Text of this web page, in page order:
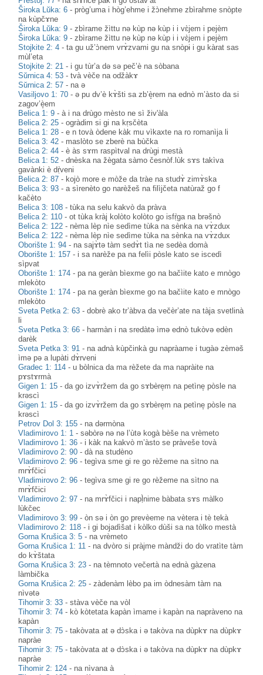
Široka Lŭka: 6 -pròg’uma i hòg’ehme i žɔ̀nehme zbìrahme snòpte
na kùpčɤne
Široka Lŭka: 9 -zbìrame žìttu nə kùp nə kùp i i vɛ̀jem i pejèm
Široka Lŭka: 9 -zbìrame žìttu nə kùp nə kùp i i vɛ̀jem i pejèm
Stojkite 2: 4 -ta gu už’ɔ̀nem vrɤ̀zvami gu na snòpɨ i gu kàrat sas
mùl’eta
Stojkite 2: 21 - i gu tùr’a də sə peč’è na sòbana
Sŭrnica 4: 53 -tvà vèče na odžàkɤ
Sŭrnica 2: 57 - na ə
Vasiljovo 1: 70 -ə pu dv’è kɤ̀šti sa zb’è̝rem na ednò m’àsto da si
zagov’è̝em
Belica 1: 9 -à i na drùgo mèsto ne sì živ'àla
Belica 2: 25 -ogràdim si gi na kṛsčèta
Belica 1: 28 -e n tovà òdene kàk mu vìkaxte na ro romanìja li
Belica 3: 42 - maslòto se zberè na bùčka
Belica 2: 44 -è às sɤm raspìtval na drùgi mestà
Belica 1: 52 -dnèska na žègata sàmo česnòf.lùk sɤs takìva
gavànki è dṛ̀veni
Belica 2: 87 - kojò more e mòže da tràe na studɤ̀ zimɤ̀ska
Belica 3: 93 -a sìrenèto go narèžeš na filìjčeta natùraž go f
kačèto
Belica 3: 108 -tùka na selu kakvò da pràva
Belica 2: 110 -ot tùka kràj kolòto kolòto go isfṛ̀ga na brəšnò
Belica 2: 122 - nèma lèp nìe sedìme tùka na sènka na vɤ̀zdux
Belica 2: 122 - nèma lèp nìe sedìme tùka na sènka na vɤ̀zdux
Oborište 1: 94 - na sajɤ̀tə tàm sedɤ̀t tìa ne sedèa domà
Oborište 1: 157 - i sa narèže pa na felìi pòsle kato se iscedì
sìpvat
Oborište 1: 174 -pa na geràn bìexme go na bačìite kato e mnògo
mlekòto
Oborište 1: 174 -pa na geràn bìexme go na bačìite kato e mnògo
mlekòto
Sveta Petka 2: 63 -dobrè ako tr’àbva da večèr’ate na tàja svetlinà
li
Sveta Petka 3: 66 - harmàn i na sredàtə ìmə ednò tukòvə edèn
darèk
Sveta Petka 3: 91 - na adnà kùpčinkà gu napràame i tugàə zèməš
ìmə pə a lupàti dɤ̀rveni
Gradec 1: 114 -u bòlnica da ma rèžete da ma napràite na
pɤstɤrmà
Gigen 1: 15 -da go izvɤ̀ržem da go sɤbère̝m na petìne̝ pòsle na
krəscì
Gigen 1: 15 -da go izvɤ̀ržem da go sɤbère̝m na petìne̝ pòsle na
krəscì
Petrov Dol 3: 155 - na dərmòna
Vladimirovo 1: 1 -səbòrə nə nə l’ùtə kogà bèše na vrèmeto
Vladimirovo 1: 36 - i kàk na kakvò m’àsto se pràveše tovà
Vladimirovo 2: 90 -dà na studèno
Vladimirovo 2: 96 -tegìva sme gi re go rèžeme na sìtno na
mrɤ̀fčici
Vladimirovo 2: 96 -tegìva sme gi re go rèžeme na sìtno na
mrɤ̀fčici
Vladimirovo 2: 97 - na mrɤ̀fčici i napḷ̀nime bàbata sɤs màlko
lùkčec
Vladimirovo 3: 99 -òn sə i òn go prevèeme na vètera i tè tekà
Vladimirovo 2: 118 - i gi bojadìšat i kòlko dùši sa na tòlko mestà
Gorna Krušica 3: 5 - na vrèmeto
Gorna Krušica 1: 11 - na dvòro si pràjme màndži do do vratìte tàm
do kɤ̀štata
Gorna Krušica 3: 23 - na tèmnoto večertà na ednà gàzena
làmbička
Gorna Krušica 2: 25 -zàdenàm lèbo pa im òdnesàm tàm na
nìvətə
Tihomir 3: 33 -stàva vèče na vòl
Tihomir 3: 74 - kò kòtetata kapàn ìmame i kapàn na napràveno na
kapàn
Tihomir 3: 75 -takòvata at ə dɔ̀ska i ə takòva na dùpkɤ na dùpkɤ
napràe
Tihomir 3: 75 -takòvata at ə dɔ̀ska i ə takòva na dùpkɤ na dùpkɤ
napràe
Tihomir 2: 124 - na nìvana à